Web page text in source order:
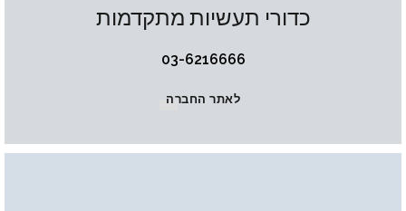
כדורי תעשיות מתקדמות
03-6216666
לאתר החברה